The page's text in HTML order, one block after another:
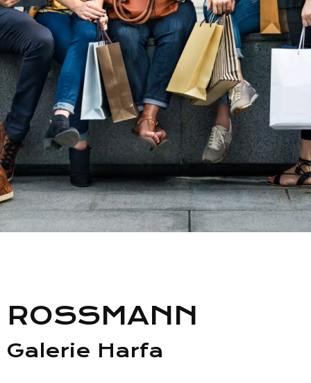
Seznam prodejen
Informace
ROSSMANN
Galerie Harfa